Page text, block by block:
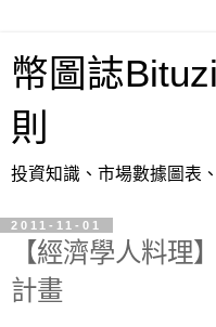
幣圖誌
則
投資知識、市場數據圖表
2011-11-01
【經濟學人料理
計畫